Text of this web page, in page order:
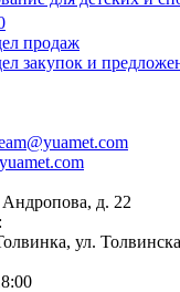
продаж
закупок и
д. 22
ул.